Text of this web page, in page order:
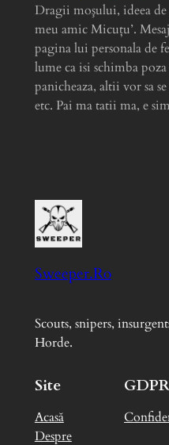
Dragii moşului, ideea
meu amic Micuţu’.
pagina lui personala de
lume ca isi schimba
panicheaza, altii vor sa
etc. Pai ma tatii ma, e
Sweeper.Ro
Scouts, snipers,
Horde.
Site
Acasă
Despre
GDPR